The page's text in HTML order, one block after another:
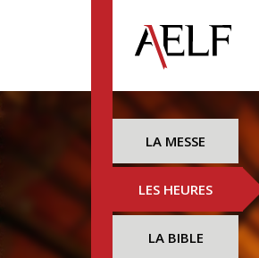
LA MESSE
LES HEURES
LA BIBLE